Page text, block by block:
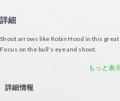
詳細
Shoot arrows like Robin Hood in this great
Focus on the bull's eye and shoot.
もっと表
詳細情報